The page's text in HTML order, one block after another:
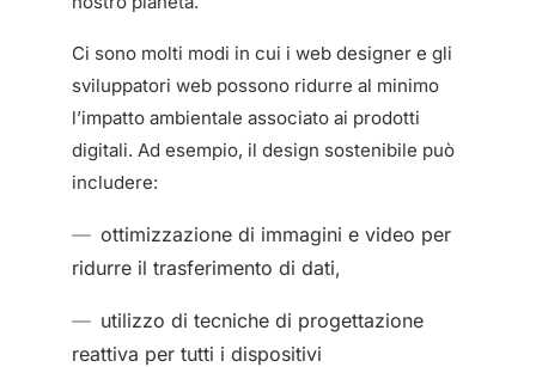
Ci sono molti modi in cui i web designer e gli
sviluppatori web possono ridurre al minimo
l’impatto ambientale associato ai prodotti
digitali. Ad esempio, il design sostenibile può
includere:
ottimizzazione di immagini e video per
ridurre il trasferimento di dati,
utilizzo di tecniche di progettazione
reattiva per tutti i dispositivi